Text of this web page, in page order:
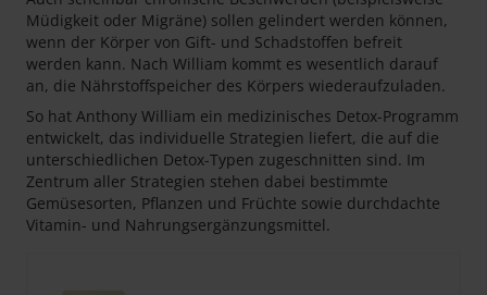
Müdigkeit oder Migräne) sollen gelindert werden können,
wenn der Körper von Gift- und Schadstoffen befreit
werden kann. Nach William kommt es wesentlich darauf
an, die Nährstoffspeicher des Körpers wiederaufzuladen.
So hat Anthony William ein medizinisches Detox-Programm
entwickelt, das individuelle Strategien liefert, die auf die
unterschiedlichen Detox-Typen zugeschnitten sind. Im
Zentrum aller Strategien stehen dabei bestimmte
Gemüsesorten, Pflanzen und Früchte sowie durchdachte
Vitamin- und Nahrungsergänzungsmittel.